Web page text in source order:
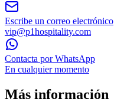
Escribe un correo electrónico
vip@p1hospitality.com
Contacta por WhatsApp
En cualquier momento
Más información